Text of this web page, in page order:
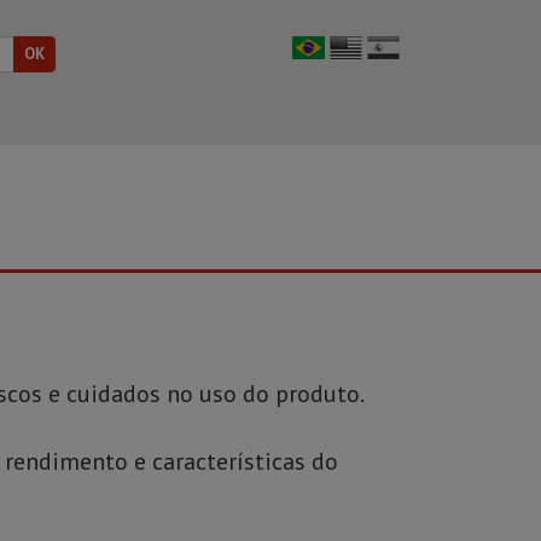
e cuidados no uso do produto.
e características do